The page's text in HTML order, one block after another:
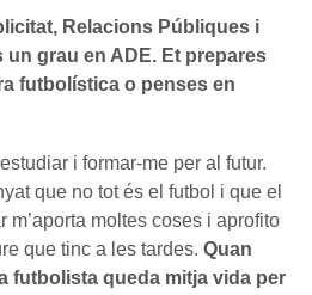
Relacions Públiques i
un grau en ADE. Et prepares
futbolística o penses en
i formar-me per al futur.
que no tot és el futbol i que el
m’aporta moltes coses i aprofito
que tinc a les tardes. Quan
futbolista queda mitja vida per